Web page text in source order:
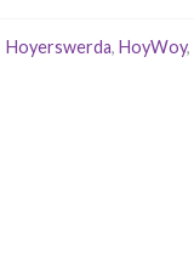
Hoyerswerda, HoyWoy,